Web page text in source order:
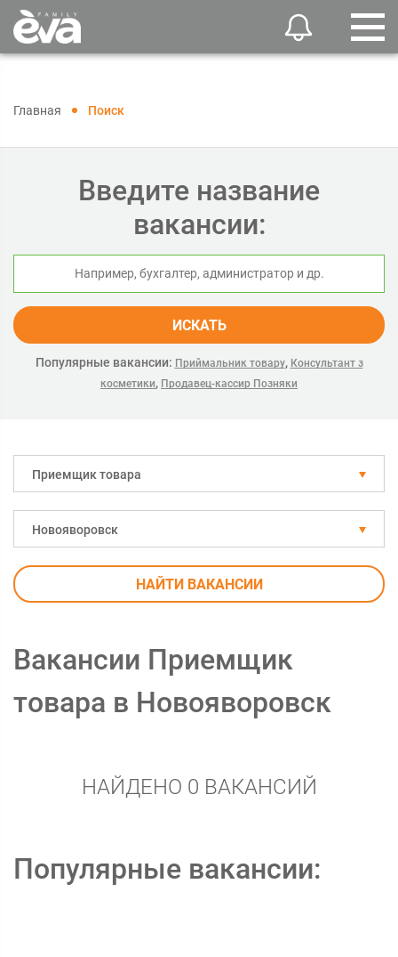
Главная Поиск
Введите название
вакансии:
ИСКАТЬ
Популярные вакансии: Приймальник товару, Консультант з
косметики, Продавец-кассир Позняки
Приемщик товара
Новояворовск
НАЙТИ ВАКАНСИИ
Вакансии Приемщик
товара в Новояворовск
НАЙДЕНО 0 ВАКАНСИЙ
Популярные вакансии: